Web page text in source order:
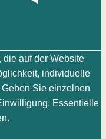
auf der Website
individuelle
Sie einzelnen
Essentielle